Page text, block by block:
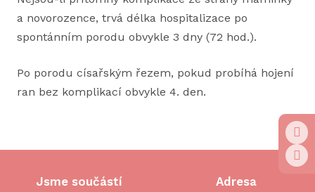
a novorozence, trvá délka hospitalizace po
spontánním porodu obvykle 3 dny (72 hod.).
Po porodu císařským řezem, pokud probíhá hojení
ran bez komplikací obvykle 4. den.
Jsme součástí Adresa